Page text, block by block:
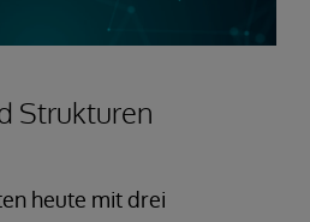
Strukturen
heute mit drei